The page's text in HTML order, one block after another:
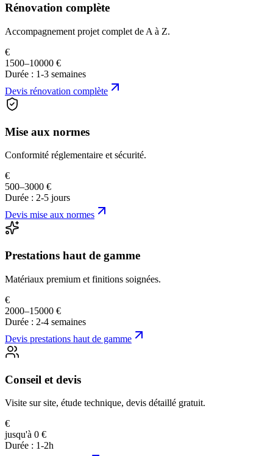
Rénovation complète
Accompagnement projet complet de A à Z.
€
1500–10000 €
Durée : 1-3 semaines
Devis rénovation complète
Mise aux normes
Conformité réglementaire et sécurité.
€
500–3000 €
Durée : 2-5 jours
Devis mise aux normes
Prestations haut de gamme
Matériaux premium et finitions soignées.
€
2000–15000 €
Durée : 2-4 semaines
Devis prestations haut de gamme
Conseil et devis
Visite sur site, étude technique, devis détaillé gratuit.
€
jusqu'à 0 €
Durée : 1-2h